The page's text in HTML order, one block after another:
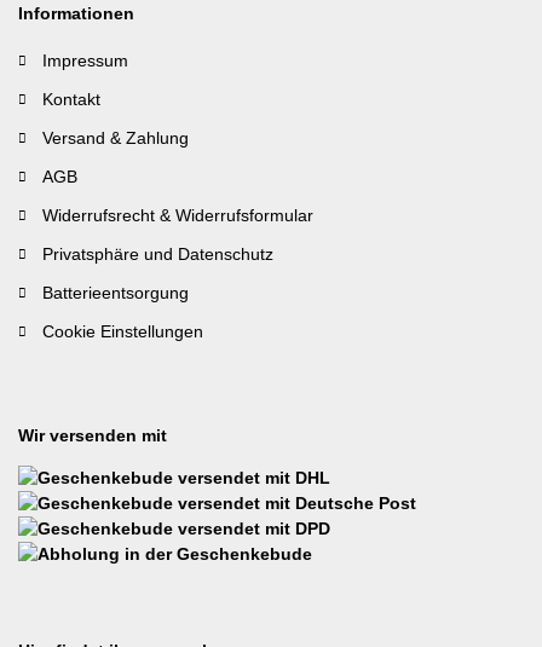
Informationen
Impressum
Kontakt
Versand & Zahlung
AGB
Widerrufsrecht & Widerrufsformular
Privatsphäre und Datenschutz
Batterieentsorgung
Cookie Einstellungen
Wir versenden mit